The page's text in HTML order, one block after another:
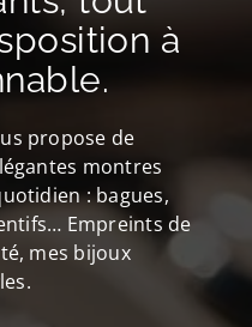
à
propose de
montres
: bagues,
Empreints de
mes bijoux